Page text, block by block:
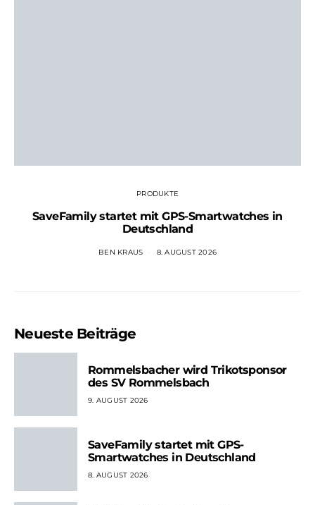
PRODUKTE
SaveFamily startet mit GPS-Smartwatches in
Deutschland
BEN KRAUS 8. AUGUST 2026
Neueste Beiträge
Rommelsbacher wird Trikotsponsor
des SV Rommelsbach
9. AUGUST 2026
SaveFamily startet mit GPS-
Smartwatches in Deutschland
8. AUGUST 2026